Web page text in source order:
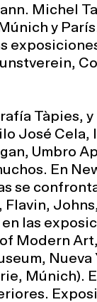
Michel
y
Tàpies,
José
Umbro
En
se
las
Modern
Múnich).